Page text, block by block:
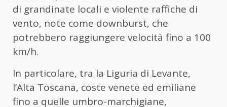
di grandinate locali e violente raffiche di
vento, note come downburst, che
potrebbero raggiungere velocità fino a 100
km/h.
In particolare, tra la Liguria di Levante,
l’Alta Toscana, coste venete ed emiliane
fino a quelle umbro-marchigiane,